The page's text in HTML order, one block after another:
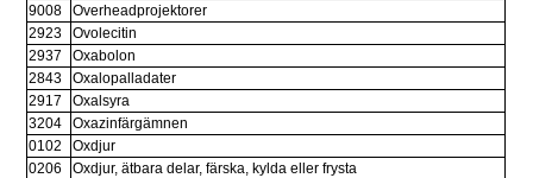
9008
Overheadprojektorer
2923
Ovolecitin
2937
Oxabolon
2843
Oxalopalladater
2917
Oxalsyra
3204
Oxazinfärgämnen
0102
Oxdjur
0206
Oxdjur, ätbara delar, färska, kylda eller frysta